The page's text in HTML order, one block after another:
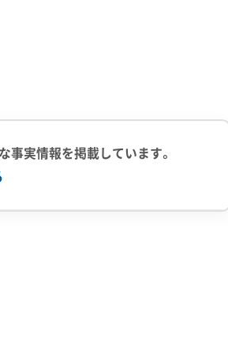
構想もあり、景観を改善するための解
〜令和8年3月予定）などが計画されてい
事実情報を掲載しています。